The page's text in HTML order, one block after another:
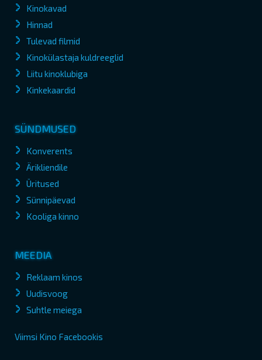
Kinokavad
Hinnad
Tulevad filmid
Kinokülastaja kuldreeglid
Liitu kinoklubiga
Kinkekaardid
SÜNDMUSED
Konverents
Ärikliendile
Üritused
Sünnipäevad
Kooliga kinno
MEEDIA
Reklaam kinos
Uudisvoog
Suhtle meiega
Viimsi Kino Facebookis